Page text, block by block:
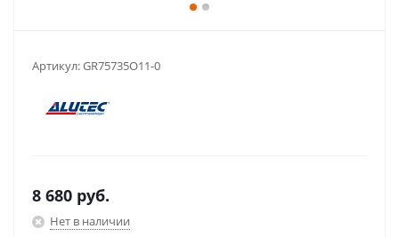
Артикул:GR75735O11-0
8 680 руб.
Нет в наличии